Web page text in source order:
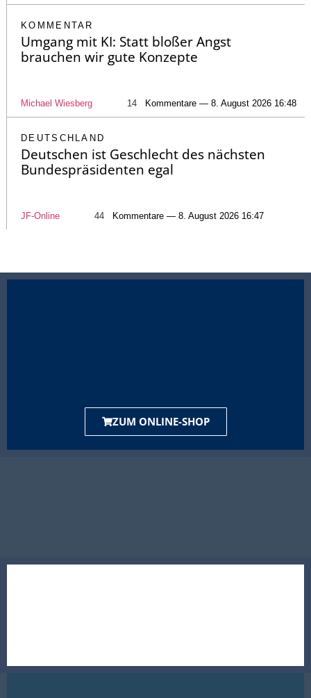
KOMMENTAR
Umgang mit KI: Statt bloßer Angst
brauchen wir gute Konzepte
Michael Wiesberg 14 Kommentare — 8. August 2026 16:48
DEUTSCHLAND
Deutschen ist Geschlecht des nächsten
Bundespräsidenten egal
JF-Online 44 Kommentare — 8. August 2026 16:47
ZUM ONLINE-SHOP